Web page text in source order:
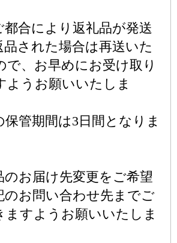
都合により返礼品が発送
品された場合は再送いた
で、お早めにお受け取り
ようお願いいたしま
管期間は3日間となりま
のお届け先変更をご希望
のお問い合わせ先までご
ますようお願いいたしま